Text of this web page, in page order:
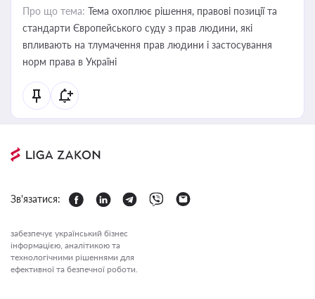
Про що тема: Тема охоплює рішення, правові позиції та
стандарти Європейського суду з прав людини, які
впливають на тлумачення прав людини і застосування
норм права в Україні
Зв'язатися:
забезпечує український бізнес
інформацією, аналітикою та
технологічними рішеннями для
ефективної та безпечної роботи.